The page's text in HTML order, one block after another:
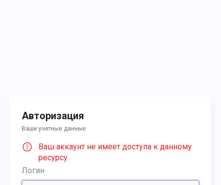
Авторизация
Ваши учетные данные
Ваш аккаунт не имеет доступа к данному
ресурсу.
Логин